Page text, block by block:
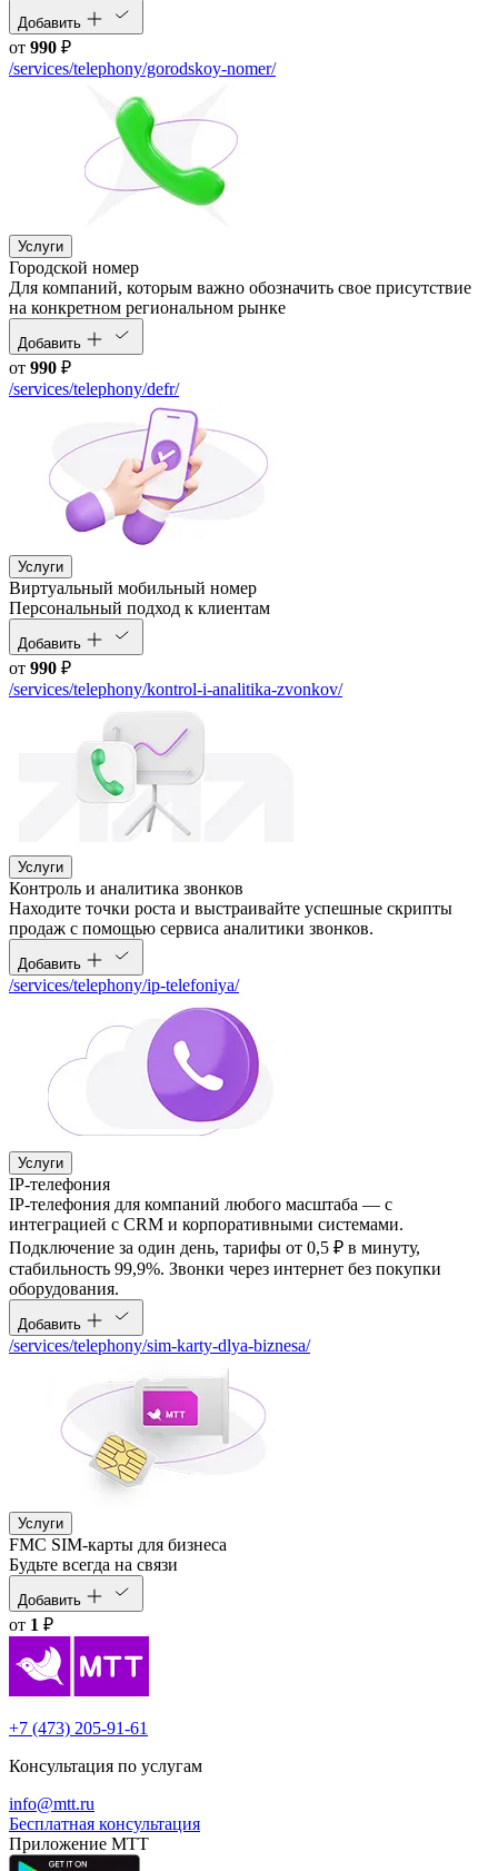
Добавить
от 990 ₽
/services/telephony/gorodskoy-nomer/
Услуги
Городской номер
Для компаний, которым важно обозначить свое присутствие
на конкретном региональном рынке
Добавить
от 990 ₽
/services/telephony/defr/
Услуги
Виртуальный мобильный номер
Персональный подход к клиентам
Добавить
от 990 ₽
/services/telephony/kontrol-i-analitika-zvonkov/
Услуги
Контроль и аналитика звонков
Находите точки роста и выстраивайте успешные скрипты
продаж с помощью сервиса аналитики звонков.
Добавить
/services/telephony/ip-telefoniya/
Услуги
IP-телефония
IP-телефония для компаний любого масштаба — с
интеграцией с CRM и корпоративными системами.
Подключение за один день, тарифы от 0,5 ₽ в минуту,
стабильность 99,9%. Звонки через интернет без покупки
оборудования.
Добавить
/services/telephony/sim-karty-dlya-biznesa/
Услуги
FMC SIM-карты для бизнеса
Будьте всегда на связи
Добавить
от 1 ₽
+7 (473) 205-91-61
Консультация по услугам
info@mtt.ru
Бесплатная консультация
Приложение МТТ